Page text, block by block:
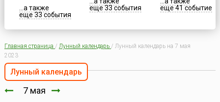
...а также
еще 33 события
еще 33 события
еще 41 событие
Главная страница / Лунный календарь / Лунный календарь на 7 мая
2023
Лунный календарь
7 мая